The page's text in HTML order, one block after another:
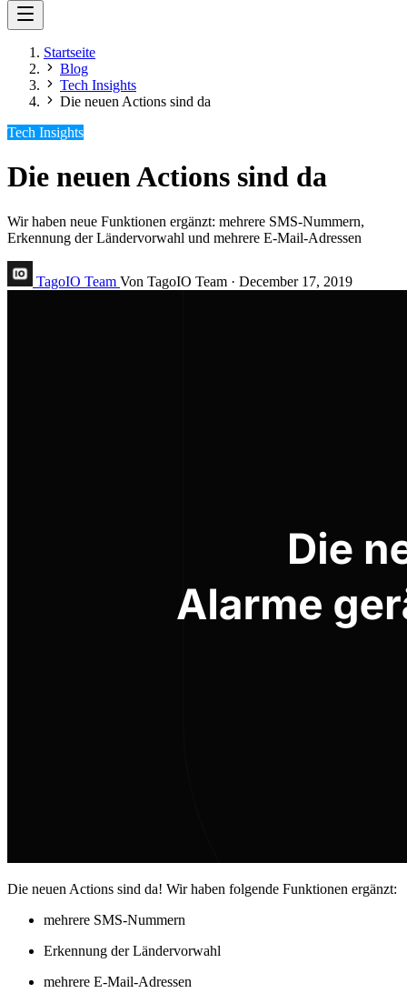
Startseite
Blog
Tech Insights
Die neuen Actions sind da
Tech Insights
Die neuen Actions sind da
Wir haben neue Funktionen ergänzt: mehrere SMS-Nummern,
Erkennung der Ländervorwahl und mehrere E-Mail-Adressen
TagoIO Team Von TagoIO Team · December 17, 2019
Die neuen Actions sind da! Wir haben folgende Funktionen ergänzt:
mehrere SMS-Nummern
Erkennung der Ländervorwahl
mehrere E-Mail-Adressen